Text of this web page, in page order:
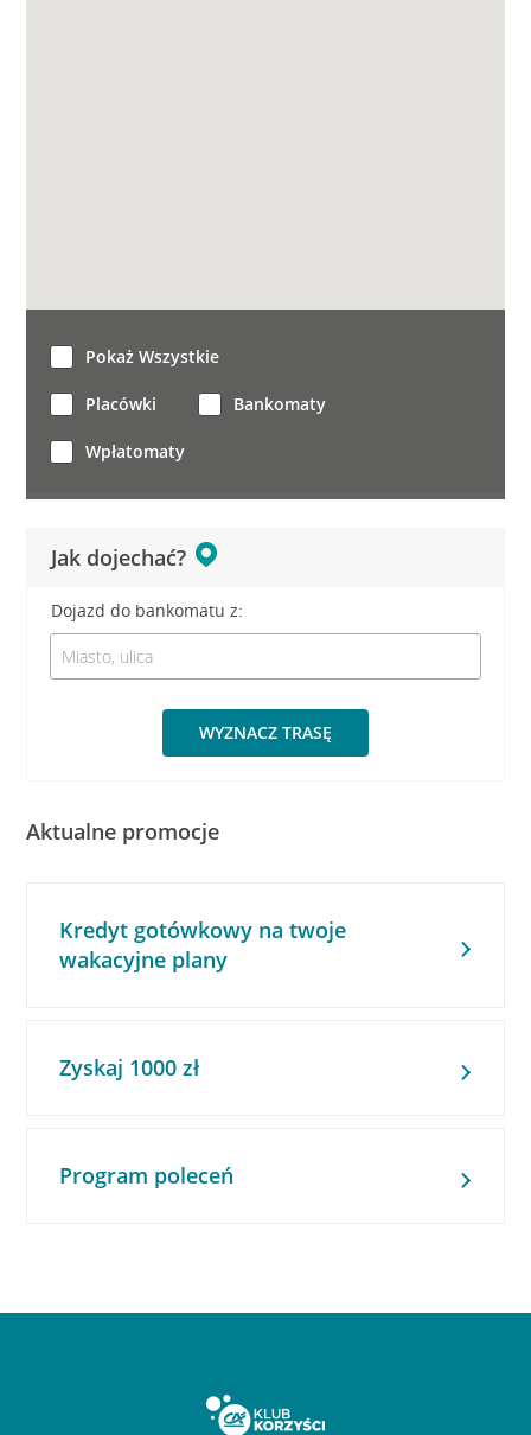
Jak dojechać?
Dojazd do bankomatu z:
WYZNACZ TRASĘ
Pokaż Wszystkie
Placówki Bankomaty
Wpłatomaty
Aktualne promocje
Kredyt gotówkowy na twoje
wakacyjne plany
Zyskaj 1000 zł
Program poleceń